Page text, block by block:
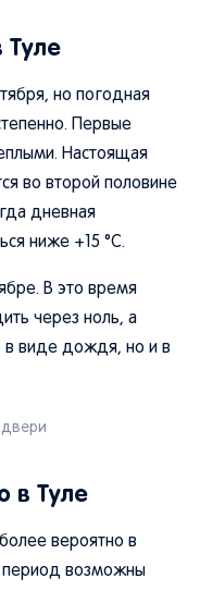
Туле
но погодная
Первые
Настоящая
во второй половине
дневная
ниже +15 °C.
В это время
через ноль, а
в виде дождя, но и в
в Туле
вероятно в
период возможны